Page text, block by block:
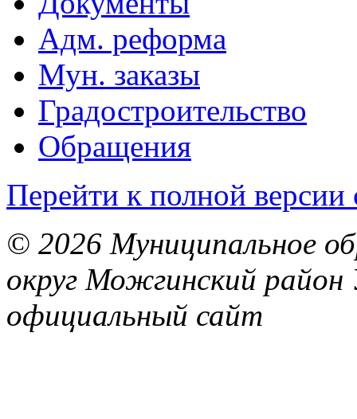
Адм. реформа
Мун. заказы
Градостроительство
Обращения
Перейти к полной версии
© 2026 Муниципальное
округ Можгинский район
официальный сайт